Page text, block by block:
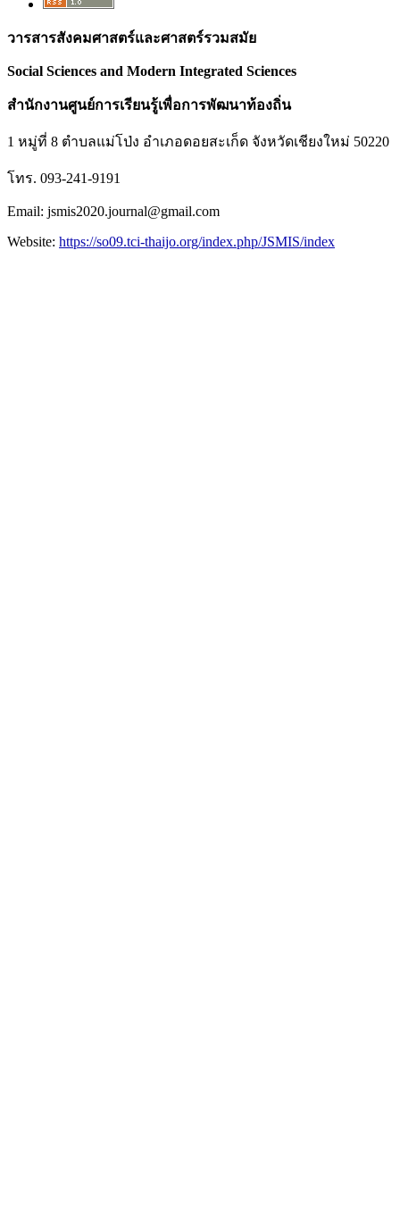
วารสารสังคมศาสตร์และศาสตร์รวมสมัย
Social Sciences and Modern Integrated Sciences
สำนักงานศูนย์การเรียนรู้เพื่อการพัฒนาท้องถิ่น
1 หมู่ที่ 8 ตำบลแม่โป่ง อำเภอดอยสะเก็ด จังหวัดเชียงใหม่ 50220
โทร. 093-241-9191
Email: jsmis2020.journal@gmail.com
Website: https://so09.tci-thaijo.org/index.php/JSMIS/index